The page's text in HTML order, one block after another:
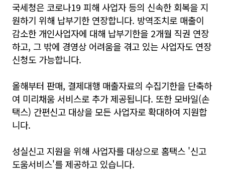
국세청은 코로나19 피해 사업자 등의 신속한 회복을 지
원하기 위해 납부기한 연장합니다. 방역조치로 매출이
감소한 개인사업자에 대해 납부기한을 2개월 직권 연장
하고, 그 밖에 경영상 어려움을 겪고 있는 사업자도 연장
신청도 가능합니다.
올해부터 판매, 결제대행 매출자료의 수집기한을 단축하
여 미리채움 서비스로 추가 제공됩니다. 또한 모바일(손
택스) 간편신고 대상을 모든 사업자로 확대하여 지원합
니다.
성실신고 지원을 위해 사업자를 대상으로 홈택스 '신고
도움서비스'를 제공하고 있습니다.